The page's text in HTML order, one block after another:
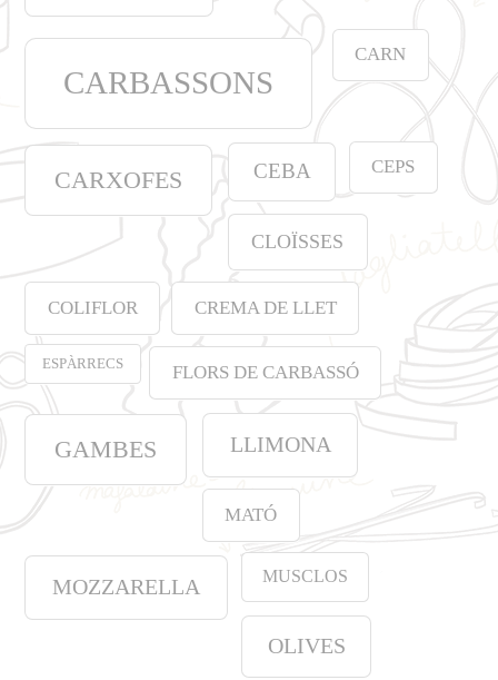
CARBASSONS
CARN
CARXOFES CEBA CEPS
CLOÏSSES
COLIFLOR CREMA DE LLET
ESPÀRRECS FLORS DE CARBASSÓ
GAMBES LLIMONA
MATÓ
MOZZARELLA MUSCLOS
OLIVES